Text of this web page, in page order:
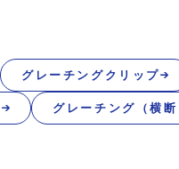
グレーチングクリップ
グレーチング（横断